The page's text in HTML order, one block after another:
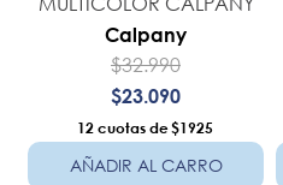
Calpany
$32.990
$23.090
12 $1925
AÑADIR AL CARRO